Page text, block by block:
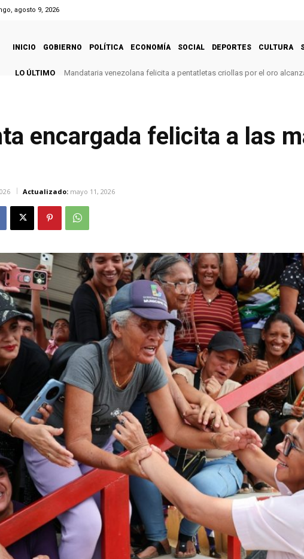
agosto 9, 2026
INICIO GOBIERNO POLÍTICA ECONOMÍA SOCIAL DEPORTES CULTURA
LO ÚLTIMO Mandataria venezolana felicita a pentatletas criollas por el oro
encargada felicita a las
Actualizado: mayo 11, 2026